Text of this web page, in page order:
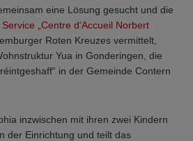
eine Lösung gesucht und die
Service „Centre d‘Accueil Norbert
Roten Kreuzes vermittelt,
Yua in Gonderingen, die
in der Gemeinde Contern
inzwischen mit ihren zwei Kindern
der Einrichtung und teilt das